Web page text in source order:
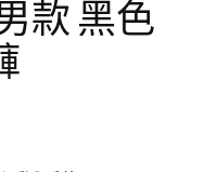
款 黑色